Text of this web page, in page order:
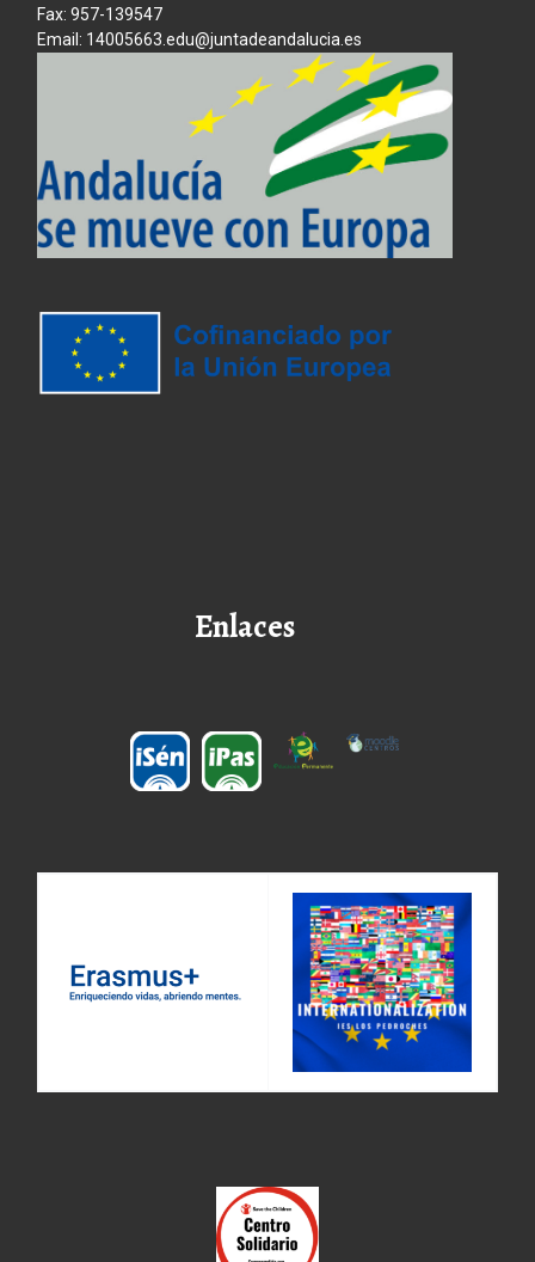
Fax: 957-139547
Email: 14005663.edu@juntadeandalucia.es
Enlaces